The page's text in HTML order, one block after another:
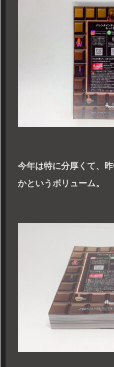
今年は特に分厚くて、
かというボリューム。